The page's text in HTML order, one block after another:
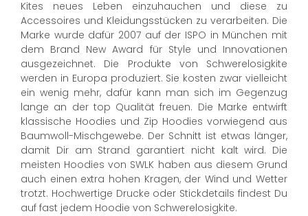
Kites neues Leben einzuhauchen und diese zu
Accessoires und Kleidungsstücken zu verarbeiten. Die
Marke wurde dafür 2007 auf der ISPO in München mit
dem Brand New Award für Style und Innovationen
ausgezeichnet. Die Produkte von Schwerelosigkite
werden in Europa produziert. Sie kosten zwar vielleicht
ein wenig mehr, dafür kann man sich im Gegenzug
lange an der top Qualität freuen. Die Marke entwirft
klassische Hoodies und Zip Hoodies vorwiegend aus
Baumwoll-Mischgewebe. Der Schnitt ist etwas länger,
damit Dir am Strand garantiert nicht kalt wird. Die
meisten Hoodies von SWLK haben aus diesem Grund
auch einen extra hohen Kragen, der Wind und Wetter
trotzt. Hochwertige Drucke oder Stickdetails findest Du
auf fast jedem Hoodie von Schwerelosigkite.